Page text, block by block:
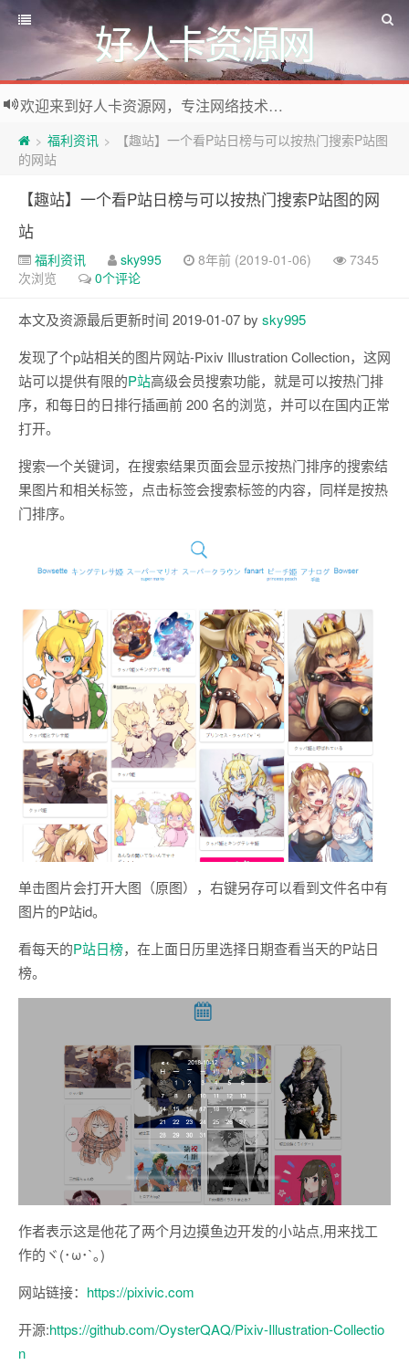
好人卡资源网
欢迎来到好人卡资源网，专注网络技术资源收集，我们不仅是网络资源的搬运工，也生产原创资源。寻找资源请留言或关注公众号:烈日下的男人
> 福利资讯 >
【趣站】一个看P站日榜与可以按热门搜索P站图
的网站
【趣站】一个看P站日榜与可以按热门搜索P站图的网
站
福利资讯 sky995 8年前 (2019-01-06)
7345
次浏览
0个评论
本文及资源最后更新时间 2019-01-07 by sky995
发现了个p站相关的图片网站-Pixiv Illustration Collection，这网
站可以提供有限的P站高级会员搜索功能，就是可以按热门排
序，和每日的日排行插画前 200 名的浏览，并可以在国内正常
打开。
搜索一个关键词，在搜索结果页面会显示按热门排序的搜索结
果图片和相关标签，点击标签会搜索标签的内容，同样是按热
门排序。
单击图片会打开大图（原图），右键另存可以看到文件名中有
图片的P站id。
看每天的P站日榜，在上面日历里选择日期查看当天的P站日
榜。
作者表示这是他花了两个月边摸鱼边开发的小站点,用来找工
作的ヾ(･ω･`｡)
网站链接： https://pixivic.com
开源:https://github.com/OysterQAQ/Pixiv-Illustration-Collectio
n